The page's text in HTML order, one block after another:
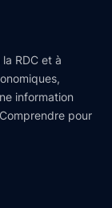
RDC et à
information
pour